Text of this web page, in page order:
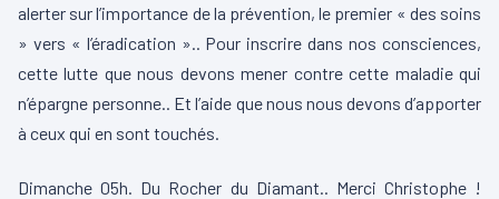
alerter sur l’importance de la prévention, le premier « des soins
» vers « l’éradication ».. Pour inscrire dans nos consciences,
cette lutte que nous devons mener contre cette maladie qui
n’épargne personne.. Et l’aide que nous nous devons d’apporter
à ceux qui en sont touchés.
Dimanche 05h. Du Rocher du Diamant.. Merci Christophe !